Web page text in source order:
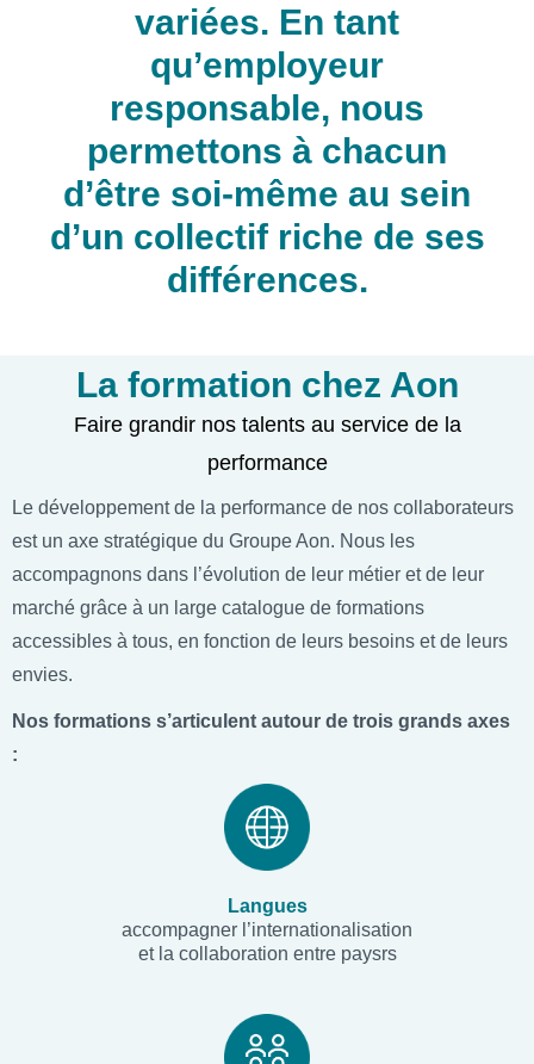
variées. En tant
qu’employeur
responsable, nous
permettons à chacun
d’être soi-même au sein
d’un collectif riche de ses
différences.
La formation chez Aon
Faire grandir nos talents au service de la
performance
Le développement de la performance de nos collaborateurs
est un axe stratégique du Groupe Aon. Nous les
accompagnons dans l’évolution de leur métier et de leur
marché grâce à un large catalogue de formations
accessibles à tous, en fonction de leurs besoins et de leurs
envies.
Nos formations s’articulent autour de trois grands axes
:
Langues
accompagner l’internationalisation
et la collaboration entre paysrs